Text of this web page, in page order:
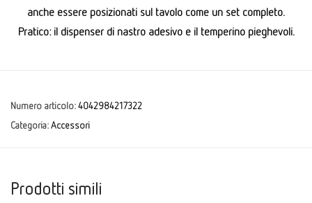
anche essere posizionati sul tavolo come un set completo.
Pratico: il dispenser di nastro adesivo e il temperino pieghevoli.
Numero articolo:4042984217322
Categoria:Accessori
Prodotti simili